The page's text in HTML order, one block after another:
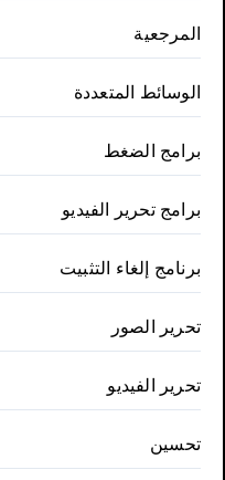
المرجعية
الوسائط المتعددة
برامج الضغط
برامج تحرير الفيديو
برنامج إلغاء التثبيت
تحرير الصور
تحرير الفيديو
تحسين